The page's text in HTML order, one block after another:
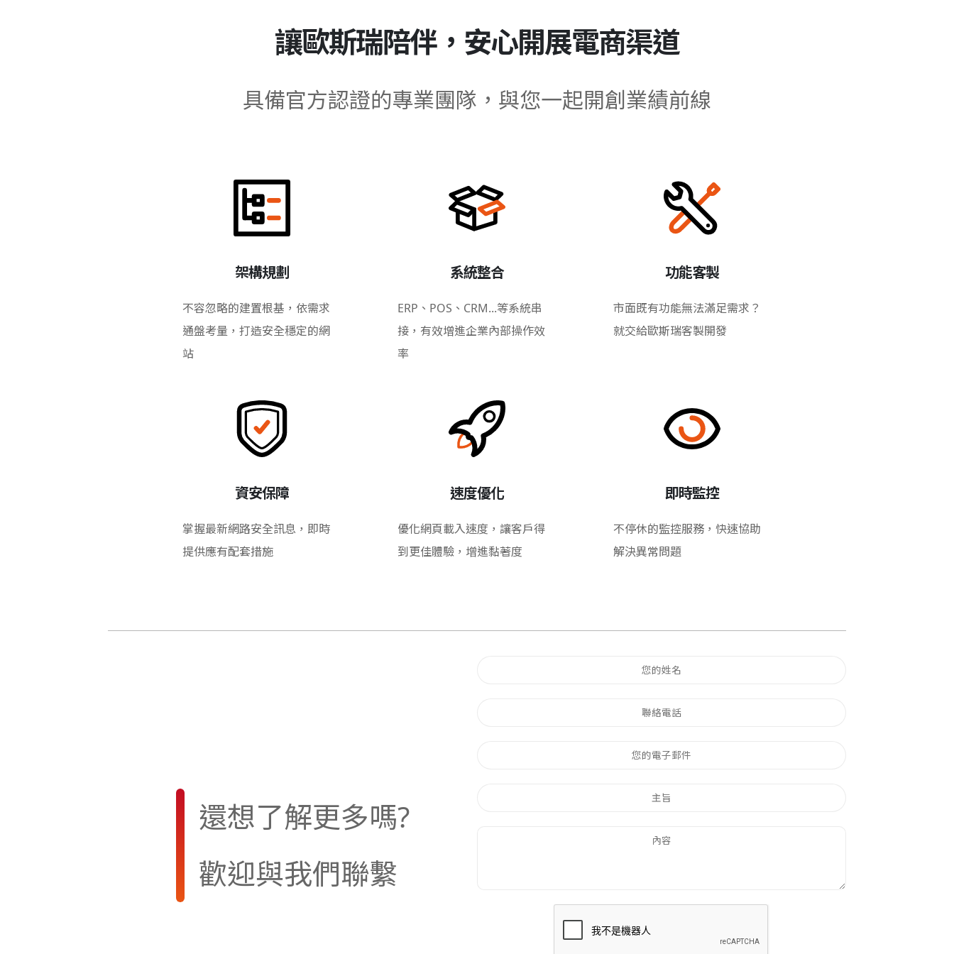
讓歐斯瑞陪伴，安心開展電商渠道
具備官方認證的專業團隊，與您一起開創業績前線
架構規劃
不容忽略的建置根基，依需求
通盤考量，打造安全穩定的網
站
系統整合
ERP、POS、CRM...等系統串
接，有效增進企業內部操作效
率
功能客製
市面既有功能無法滿足需求？
就交給歐斯瑞客製開發
資安保障
掌握最新網路安全訊息，即時
提供應有配套措施
速度優化
優化網頁載入速度，讓客戶得
到更佳體驗，增進黏著度
即時監控
不停休的監控服務，快速協助
解決異常問題
還想了解更多嗎?
歡迎與我們聯繫